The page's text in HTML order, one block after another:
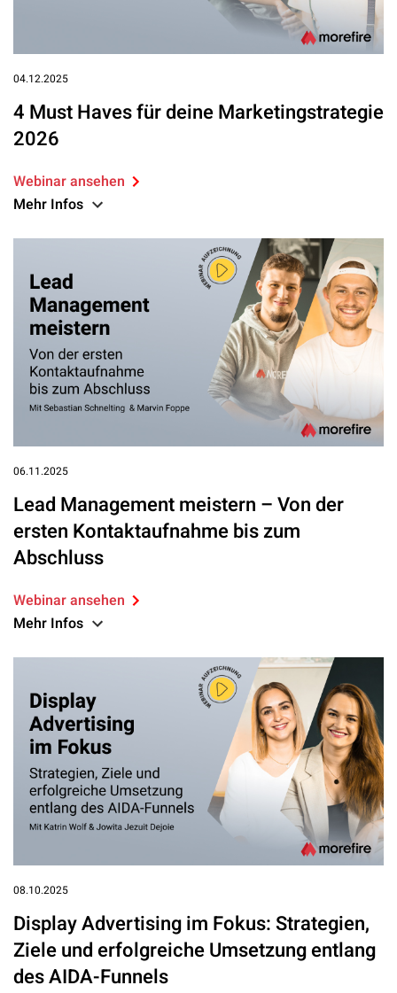
04.12.2025
4 Must Haves für deine Marketingstrategie
2026
Webinar ansehen
Mehr Infos
06.11.2025
Lead Management meistern – Von der
ersten Kontaktaufnahme bis zum
Abschluss
Webinar ansehen
Mehr Infos
08.10.2025
Display Advertising im Fokus: Strategien,
Ziele und erfolgreiche Umsetzung entlang
des AIDA-Funnels